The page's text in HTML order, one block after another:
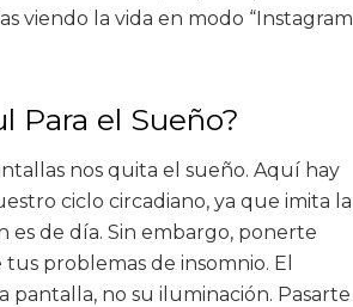
viendo la vida en modo “Instagram
Para el Sueño?
nos quita el sueño. Aquí hay
ciclo circadiano, ya que imita la
es de día. Sin embargo, ponerte
problemas de insomnio. El
no su iluminación. Pasarte